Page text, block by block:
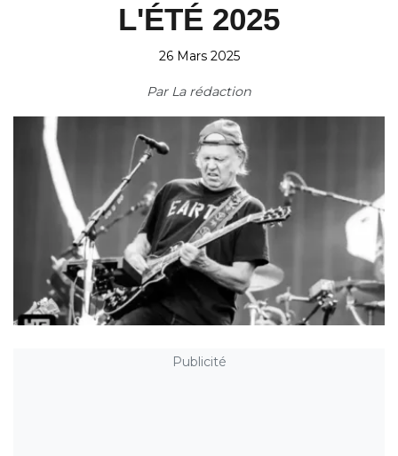
L'ÉTÉ 2025
26 Mars 2025
Par La rédaction
Publicité